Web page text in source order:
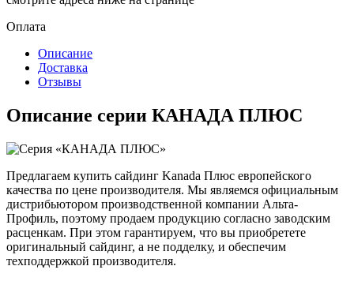
Оплата
Описание
Доставка
Отзывы
Описание серии КАНАДА ПЛЮС
Предлагаем купить сайдинг Kanada Плюс европейского
качества по цене производителя. Мы являемся официальным
дистрибьютором производственной компании Альта-
Профиль, поэтому продаем продукцию согласно заводским
расценкам. При этом гарантируем, что вы приобретете
оригинальный сайдинг, а не подделку, и обеспечим
техподдержкой производителя.